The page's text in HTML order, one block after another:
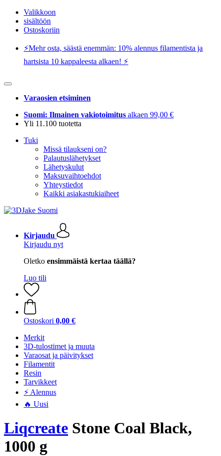
Valikkoon
sisältöön
Ostoskoriin
⚡️Mehr osta, säästä enemmän: 10% alennus filamentista ja
hartsista 10 kappaleesta alkaen! ⚡️
Varaosien etsiminen
Suomi: Ilmainen vakiotoimitus alkaen 99,00 €
Yli 11.100 tuotetta
Tuki
Missä tilaukseni on?
Palautuslähetykset
Lähetyskulut
Maksuvaihtoehdot
Yhteystiedot
Kaikki asiakastukiaiheet
Kirjaudu
Kirjaudu nyt
Oletko ensimmäistä kertaa täällä?
Luo tili
Ostoskori 0,00 €
Merkit
3D-tulostimet ja muuta
Varaosat ja päivitykset
Filamentit
Resin
Tarvikkeet
⚡ Alennus
🔥 Uusi
Liqcreate Stone Coal Black,
1000 g